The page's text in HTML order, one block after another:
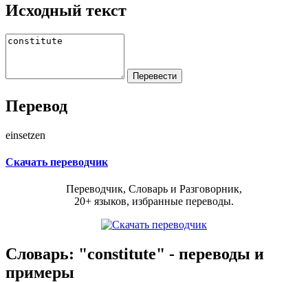
Исходный текст
Перевод
einsetzen
Скачать переводчик
Переводчик, Словарь и Разговорник,
20+ языков, избранные переводы.
Словарь: "constitute" - переводы и
примеры